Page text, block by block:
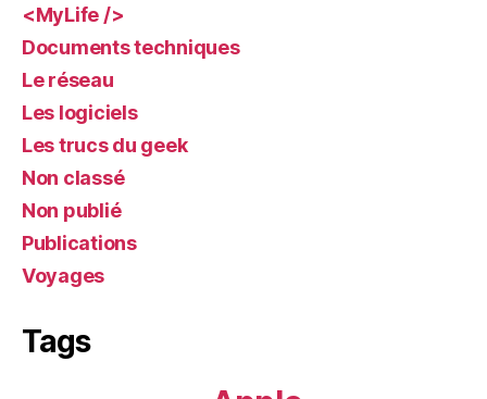
<MyLife />
Documents techniques
Le réseau
Les logiciels
Les trucs du geek
Non classé
Non publié
Publications
Voyages
Tags